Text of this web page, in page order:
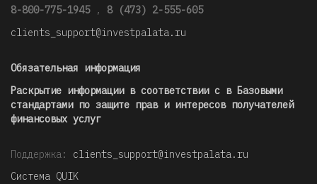
8-800-775-1945 , 8 (473) 2-555-605
clients_support@investpalata.ru
Обязательная информация
Раскрытие информации в соответствии с в Базовыми
стандартами по защите прав и интересов получателей
финансовых услуг
Поддержка: clients_support@investpalata.ru
Система QUIK